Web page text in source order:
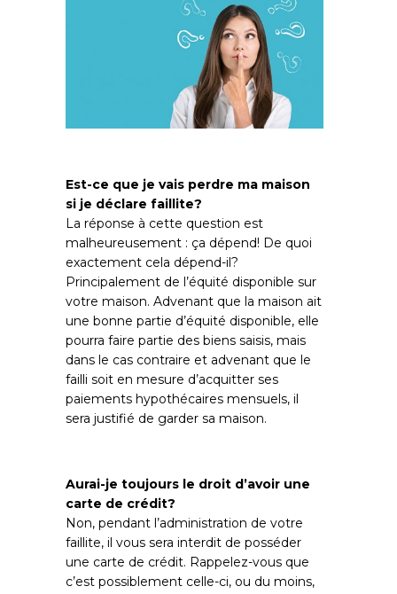
Est-ce que je vais perdre ma maison
si je déclare faillite?
La réponse à cette question est
malheureusement : ça dépend! De quoi
exactement cela dépend-il?
Principalement de l’équité disponible sur
votre maison. Advenant que la maison ait
une bonne partie d’équité disponible, elle
pourra faire partie des biens saisis, mais
dans le cas contraire et advenant que le
failli soit en mesure d’acquitter ses
paiements hypothécaires mensuels, il
sera justifié de garder sa maison.
Aurai-je toujours le droit d’avoir une
carte de crédit?
Non, pendant l’administration de votre
faillite, il vous sera interdit de posséder
une carte de crédit. Rappelez-vous que
c’est possiblement celle-ci, ou du moins,